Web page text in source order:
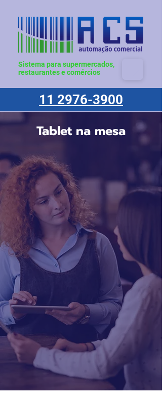
11 2976-3900
Sistema para supermercados,
restaurantes e comércios
Tablet na mesa